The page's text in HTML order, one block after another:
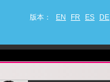
版本： EN FR ES DE